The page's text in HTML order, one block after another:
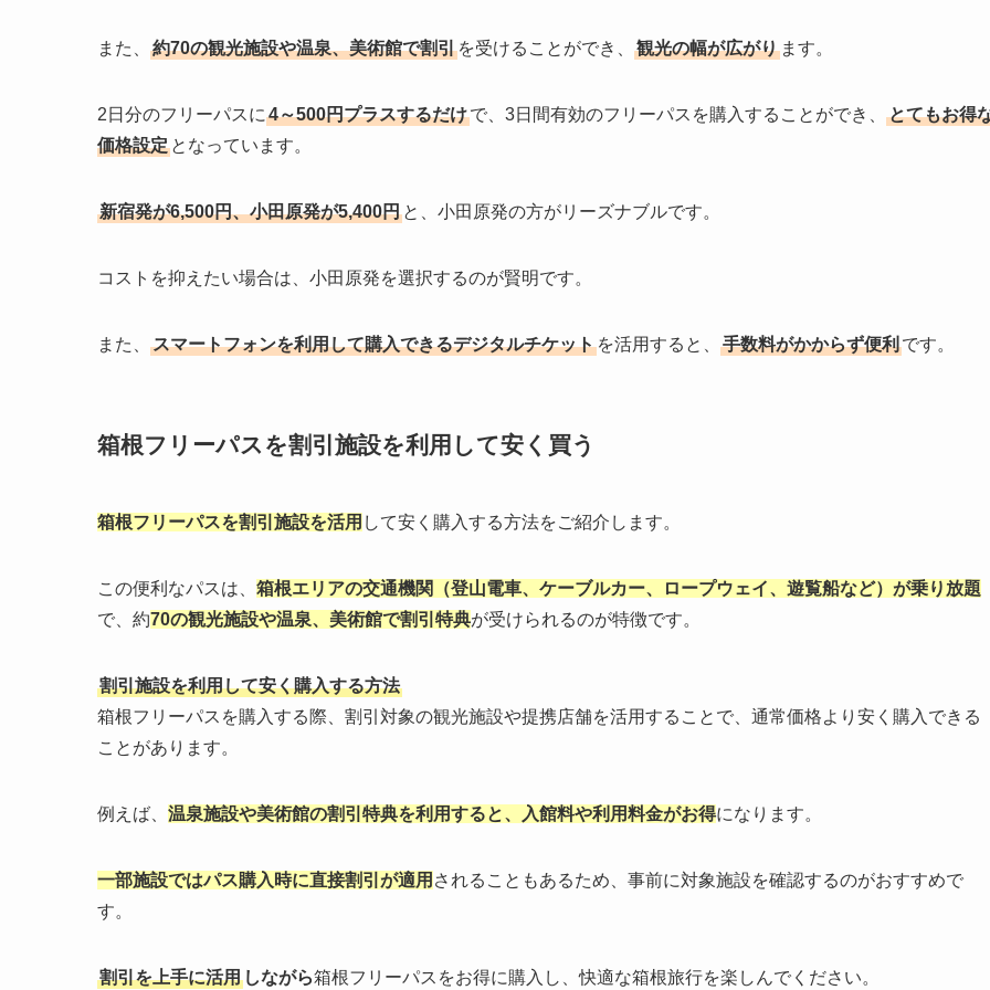
また、 約70の観光施設や温泉、美術館で割引 を受けることができ、 観光の幅が広がり ます。
2日分のフリーパスに 4～500円プラスするだけで、3日間有効のフリーパスを購入することができ、
とてもお得
価格設定 となっています。
新宿発が6,500円、小田原発が5,400円 と、小田原発の方がリーズナブルです。
コストを抑えたい場合は、小田原発を選択するのが賢明です。
また、 スマートフォンを利用して購入できるデジタルチケット を活用すると、 手数料がかからず便利です。
箱根フリーパスを割引施設を利用して安く買う
箱根フリーパスを割引施設を活用 して安く購入する方法をご紹介します。
この便利なパスは、 箱根エリアの交通機関（登山電車、ケーブルカー、ロープウェイ、遊覧船など）が乗り放題
で、約70の観光施設や温泉、美術館で割引特典が受けられるのが特徴です。
割引施設を利用して安く購入する方法
箱根フリーパスを購入する際、割引対象の観光施設や提携店舗を活用することで、通常価格より安く購入できる
ことがあります。
例えば、 温泉施設や美術館の割引特典を利用すると、入館料や利用料金がお得になります。
一部施設ではパス購入時に直接割引が適用 されることもあるため、事前に対象施設を確認するのがおすすめで
す。
割引を上手に活用 しながら箱根フリーパスをお得に購入し、快適な箱根旅行を楽しんでください。